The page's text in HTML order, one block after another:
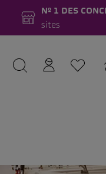
Nº 1 DES
sites